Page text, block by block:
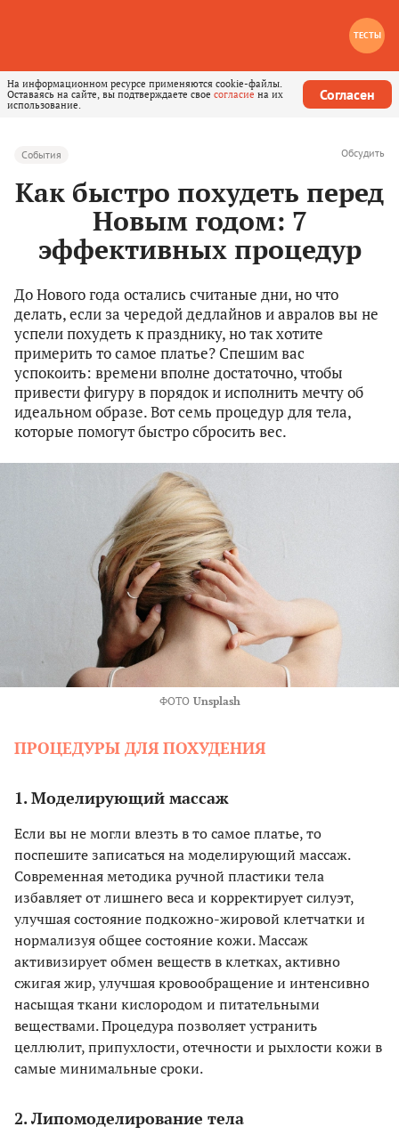
ТЕСТЫ
На информационном ресурсе применяются cookie-файлы.
Оставаясь на сайте, вы подтверждаете свое согласие на их
использование.
Согласен
События Обсудить
Как быстро похудеть перед
Новым годом: 7
эффективных процедур
До Нового года остались считаные дни, но что
делать, если за чередой дедлайнов и авралов вы не
успели похудеть к празднику, но так хотите
примерить то самое платье? Спешим вас
успокоить: времени вполне достаточно, чтобы
привести фигуру в порядок и исполнить мечту об
идеальном образе. Вот семь процедур для тела,
которые помогут быстро сбросить вес.
ФОТО Unsplash
ПРОЦЕДУРЫ ДЛЯ ПОХУДЕНИЯ
1. Моделирующий массаж
Если вы не могли влезть в то самое платье, то
поспешите записаться на моделирующий массаж.
Современная методика ручной пластики тела
избавляет от лишнего веса и корректирует силуэт,
улучшая состояние подкожно-жировой клетчатки и
нормализуя общее состояние кожи. Массаж
активизирует обмен веществ в клетках, активно
сжигая жир, улучшая кровообращение и интенсивно
насыщая ткани кислородом и питательными
веществами. Процедура позволяет устранить
целлюлит, припухлости, отечности и рыхлости кожи в
самые минимальные сроки.
2. Липомоделирование тела